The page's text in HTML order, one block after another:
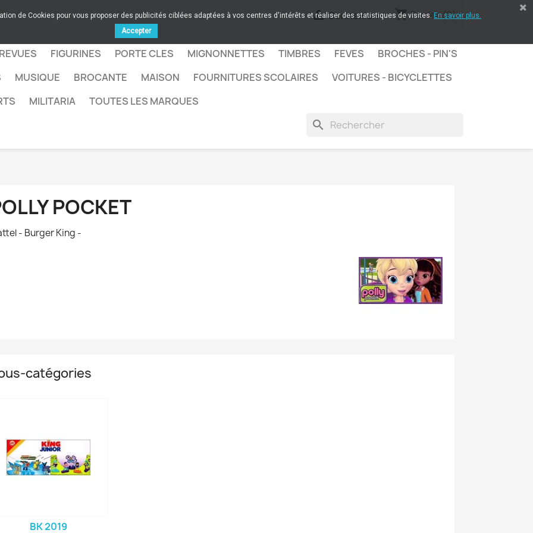
 Connexion shopping_cartPanier (0)
FIGURINES PORTE CLES MIGNONNETTES TIMBRES FEVES
BROCHES - PIN'S
MUSIQUE BROCANTE MAISON FOURNITURES SCOLAIRES
VOITURES - BICYCLETTES
MILITARIA TOUTES LES MARQUES
search
POCKET
- Burger King -
catégories
BK 2019
de Cookies pour vous proposer des publicités ciblées adaptées à vos centres d'intérêts et réaliser des statistiques de visites. En savoir plus.
Accepter